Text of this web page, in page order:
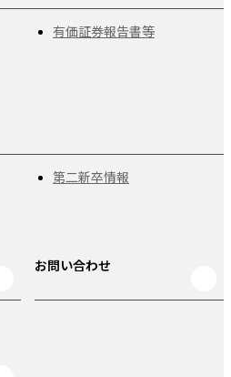
有価証券報告書等
第二新卒情報
お問い合わせ